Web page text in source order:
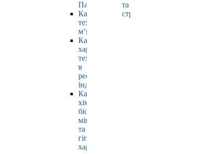
Павлюк
Кафедра
технології
м’яса
Кафедра
харчових
технологій
в
ресторанній
індустрії
Кафедра
хімії,
біохімії,
мікробіології
та
гігієни
харчування
та
страхування